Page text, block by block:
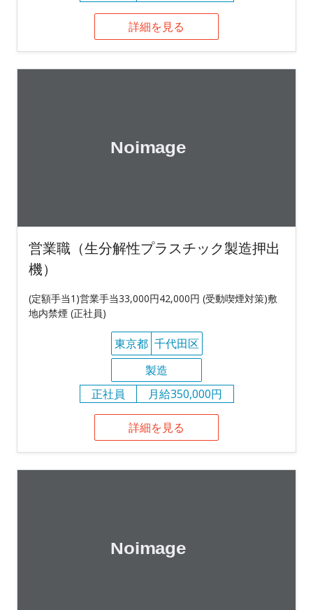
詳細を見る
営業職（生分解性プラスチック製造押出
機）
(定額手当1)営業手当33,000円42,000円 (受動喫煙対策)敷
地内禁煙 (正社員)
東京都 千代田区
製造
正社員
月給350,000円
詳細を見る